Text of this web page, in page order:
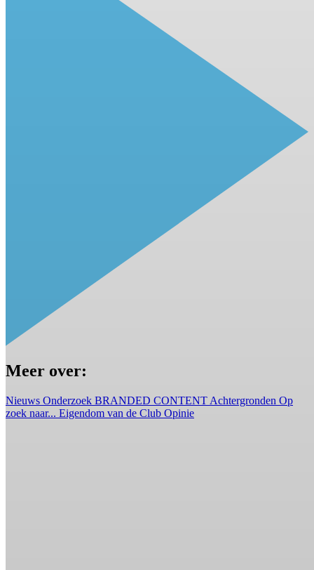
Meer over:
Nieuws Onderzoek BRANDED CONTENT Achtergronden Op
zoek naar... Eigendom van de Club Opinie